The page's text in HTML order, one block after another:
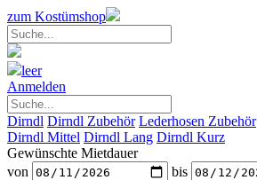
zum Kostümshop
leer
Anmelden
Dirndl Dirndl Zubehör Lederhosen Zubehör
Dirndl Mittel Dirndl Lang Dirndl Kurz
Gewünschte Mietdauer
von
bis